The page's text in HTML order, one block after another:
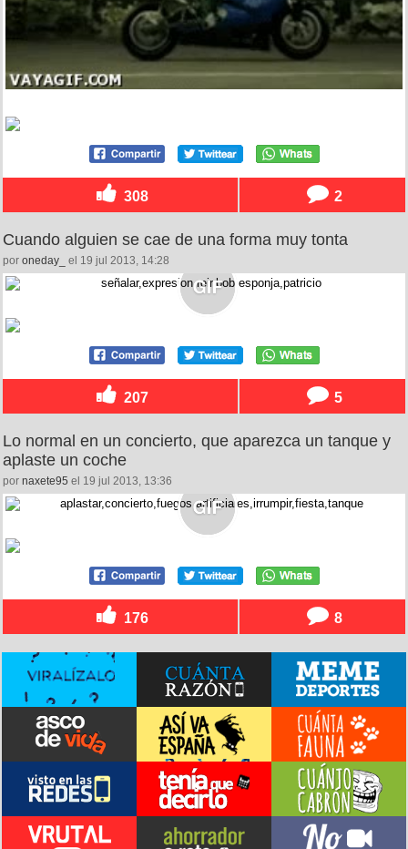
308 2
Cuando alguien se cae de una forma muy tonta
por oneday_ el 19 jul 2013, 14:28
207 5
Lo normal en un concierto, que aparezca un tanque y
aplaste un coche
por naxete95 el 19 jul 2013, 13:36
176 8